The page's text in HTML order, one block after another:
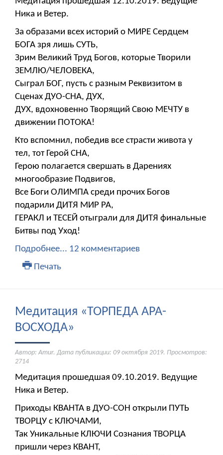
Ника и Ветер.
За образами всех историй о МИРЕ Сердцем
БОГА зря лишь СУТЬ,
Зрим Великий Труд Богов, которые Творили
ЗЕМЛЮ/ЧЕЛОВЕКА,
Сыграл БОГ, пусть с разным Реквизитом в
Сценах ДУО-СНА, ДУХ,
ДУХ, вдохновенно Творящий Свою МЕЧТУ в
движении ПОТОКА!
Кто вспомнил, победив все страсти живота у
тел, тот Герой СНА,
Герою полагается свершать в Дарениях
многообразие Подвигов,
Все Боги ОЛИМПА среди прочих Богов
подарили ДИТЯ МИР РА,
ГЕРАКЛ и ТЕСЕЙ отыграли для ДИТЯ финальные
Битвы под Уход!
Подробнее... 12 комментариев
Печать
Медитация «ТОРПЕДА АРА-
ВОСХОДА»
Автор: Amur. Дата публикации: 09 октября 2019. Просмотров:
2714
Медитация прошедшая 09.10.2019. Ведущие
Ника и Ветер.
Приходы КВАНТА в ДУО-СОН открыли ПУТЬ
ТВОРЦУ с КЛЮЧАМИ,
Так Уникальные КЛЮЧИ Сознания ТВОРЦА
пришли через КВАНТ,